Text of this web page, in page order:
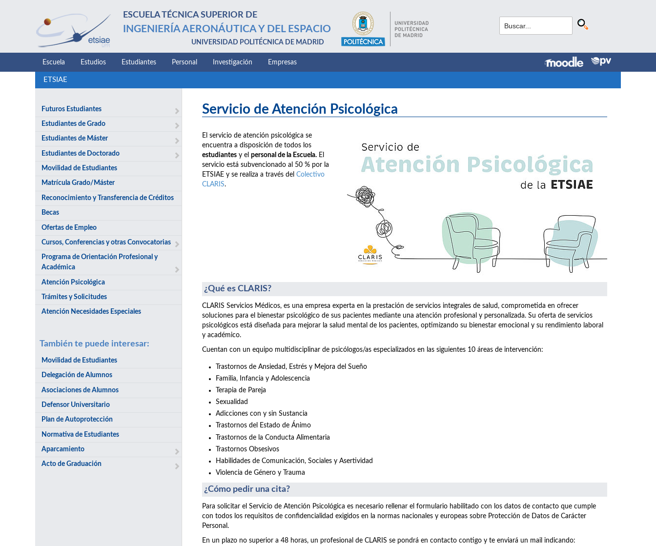
ESCUELA TÉCNICA SUPERIOR DE
INGENIERÍA AERONÁUTICA Y DEL ESPACIO
UNIVERSIDAD POLITÉCNICA DE MADRID
Escuela Estudios Estudiantes Personal Investigación Empresas
ETSIAE
Futuros Estudiantes
Estudiantes de Grado
Estudiantes de Máster
Estudiantes de Doctorado
Movilidad de Estudiantes
Matrícula Grado/Máster
Reconocimiento y Transferencia de Créditos
Becas
Ofertas de Empleo
Cursos, Conferencias y otras Convocatorias
Programa de Orientación Profesional y
Académica
Atención Psicológica
Trámites y Solicitudes
Atención Necesidades Especiales
También te puede interesar:
Movilidad de Estudiantes
Delegación de Alumnos
Asociaciones de Alumnos
Defensor Universitario
Plan de Autoprotección
Normativa de Estudiantes
Aparcamiento
Acto de Graduación
Servicio de Atención Psicológica
El servicio de atención psicológica se
encuentra a disposición de todos los
estudiantes y el personal de la Escuela. El
servicio está subvencionado al 50 % por la
ETSIAE y se realiza a través del Colectivo
CLARIS.
¿Qué es CLARIS?
CLARIS Servicios Médicos, es una empresa experta en la prestación de servicios integrales de salud, comprometida en ofrecer
soluciones para el bienestar psicológico de sus pacientes mediante una atención profesional y personalizada. Su oferta de servicios
psicológicos está diseñada para mejorar la salud mental de los pacientes, optimizando su bienestar emocional y su rendimiento laboral
y académico.
Cuentan con un equipo multidisciplinar de psicólogos/as especializados en las siguientes 10 áreas de intervención:
Trastornos de Ansiedad, Estrés y Mejora del Sueño
Familia, Infancia y Adolescencia
Terapia de Pareja
Sexualidad
Adicciones con y sin Sustancia
Trastornos del Estado de Ánimo
Trastornos de la Conducta Alimentaria
Trastornos Obsesivos
Habilidades de Comunicación, Sociales y Asertividad
Violencia de Género y Trauma
¿Cómo pedir una cita?
Para solicitar el Servicio de Atención Psicológica es necesario rellenar el formulario habilitado con los datos de contacto que cumple
con todos los requisitos de confidencialidad exigidos en la normas nacionales y europeas sobre Protección de Datos de Carácter
Personal.
En un plazo no superior a 48 horas, un profesional de CLARIS se pondrá en contacto contigo y te enviará un mail indicando: